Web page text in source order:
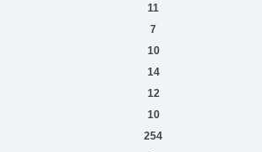
11
7
10
14
12
10
254